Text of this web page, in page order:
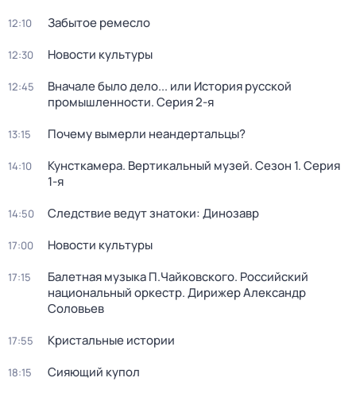
12:10 Забытое ремесло
12:30 Новости культуры
12:45
Вначале было дело... или История русской
промышленности. Серия 2-я
13:15 Почему вымерли неандертальцы?
14:10 Кунсткамера. Вертикальный музей. Сезон 1. Серия
1-я
14:50 Следствие ведут знатоки: Динозавр
17:00 Новости культуры
17:15
Балетная музыка П.Чайковского. Российский
национальный оркестр. Дирижер Александр
Соловьев
17:55 Кристальные истории
18:15 Сияющий купол